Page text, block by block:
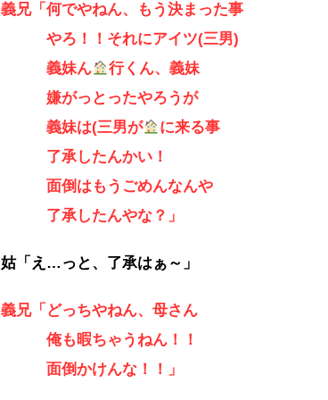
義兄「何でやねん、もう決まった事
やろ！！それにアイツ(三男)
義妹ん
行くん、義妹
嫌がっとったやろうが
義妹は(三男が
に来る事
了承したんかい！
面倒はもうごめんなんや
了承したんやな？」
姑「え…っと、了承はぁ～」
義兄「どっちやねん、母さん
俺も暇ちゃうねん！！
面倒かけんな！！」